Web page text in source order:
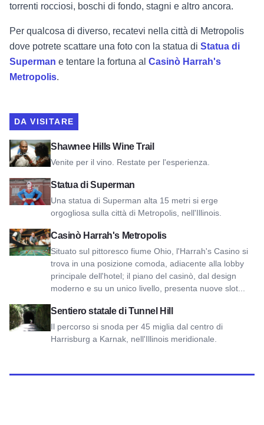
torrenti rocciosi, boschi di fondo, stagni e altro ancora.
Per qualcosa di diverso, recatevi nella città di Metropolis
dove potrete scattare una foto con la statua di Statua di
Superman e tentare la fortuna al Casinò Harrah's
Metropolis.
DA VISITARE
Shawnee Hills Wine Trail
Venite per il vino. Restate per l'esperienza.
Visualizza la Strada del Vino delle Colline di Shawnee
Statua di Superman
Una statua di Superman alta 15 metri si erge
orgogliosa sulla città di Metropolis, nell'Illinois.
Visualizza la statua di Superman
Casinò Harrah's Metropolis
Situato sul pittoresco fiume Ohio, l'Harrah's Casino si
trova in una posizione comoda, adiacente alla lobby
principale dell'hotel; il piano del casinò, dal design
moderno e su un unico livello, presenta nuove slot...
Visualizza il Casinò Harrah's Metropolis
Sentiero statale di Tunnel Hill
Il percorso si snoda per 45 miglia dal centro di
Harrisburg a Karnak, nell'Illinois meridionale.
Visualizza il sentiero statale di Tunnel Hill